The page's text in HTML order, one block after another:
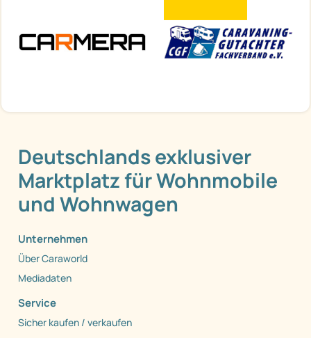
Deutschlands exklusiver
Marktplatz für Wohnmobile
und Wohnwagen
Unternehmen
Über Caraworld
Mediadaten
Service
Sicher kaufen / verkaufen